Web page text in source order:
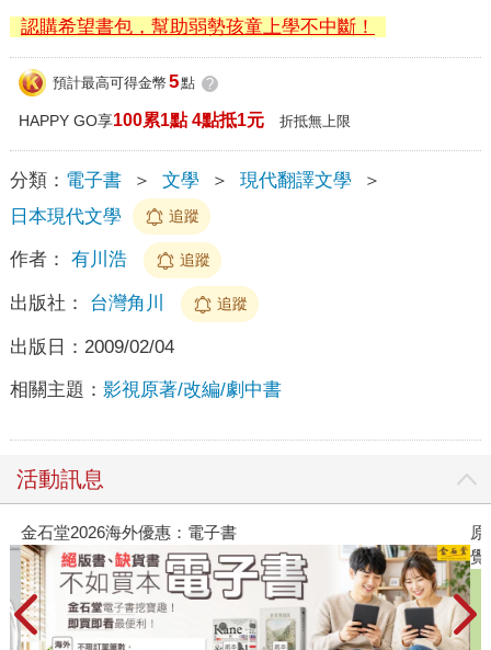
認購希望書包，幫助弱勢孩童上學不中斷！
預計最高可得金幣 5點 ?
HAPPY GO享100累1點 4點抵1元 折抵無上限
分類： 電子書 ＞ 文學 ＞ 現代翻譯文學
＞
日本現代文學
追蹤
作者： 有川浩 追蹤
出版社： 台灣角川 追蹤
出版日： 2009/02/04
相關主題： 影視原著/改編/劇中書
活動訊息
金石堂2026海外優惠：電子書
覺